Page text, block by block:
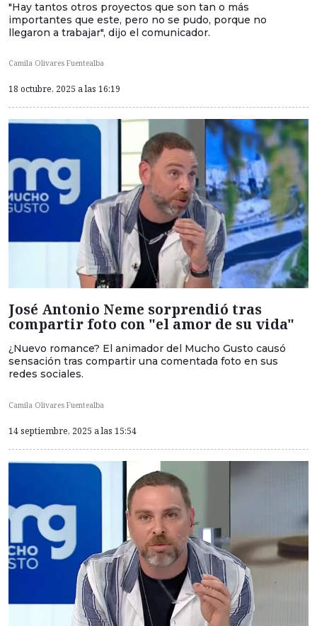
"Hay tantos otros proyectos que son tan o más
importantes que este, pero no se pudo, porque no
llegaron a trabajar", dijo el comunicador.
Camila Olivares Fuentealba
18 octubre, 2025 a las 16:19
José Antonio Neme sorprendió tras
compartir foto con "el amor de su vida"
¿Nuevo romance? El animador del Mucho Gusto causó
sensación tras compartir una comentada foto en sus
redes sociales.
Camila Olivares Fuentealba
14 septiembre, 2025 a las 15:54